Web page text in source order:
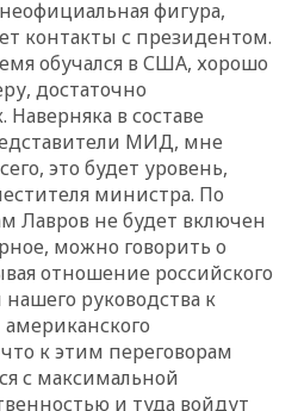
фигура,
контакты с президентом.
обучался в США, хорошо
достаточно
в составе
МИД, мне
это будет уровень,
министра. По
Лавров не будет включен
можно говорить о
отношение российского
руководства к
к этим переговорам
с максимальной
и туда войдут